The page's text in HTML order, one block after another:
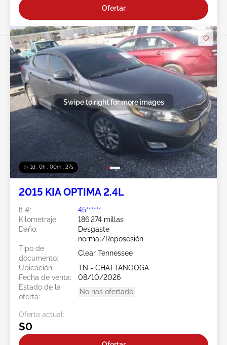
Ofertar
1d : 0h : 00m : 24s
Swipe to right for more images
2015 KIA OPTIMA 2.4L
Ít #:
45******
Kilometraje:
186,274 millas
Daño:
Desgaste
normal/Reposesión
Tipo de
documento:
Clear Tennessee
Ubicación:
TN - CHATTANOOGA
Fecha de venta:
08/10/2026
Estado de la
oferta:
No has ofertado
Oferta actual:
$0